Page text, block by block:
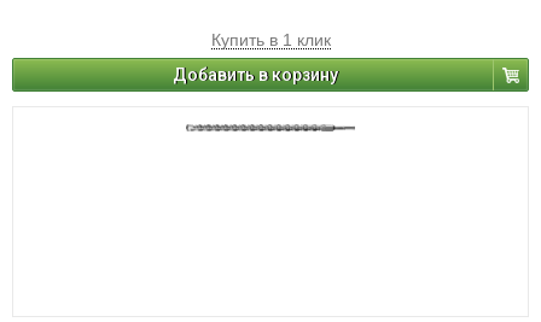
Купить в 1 клик
Добавить в корзину